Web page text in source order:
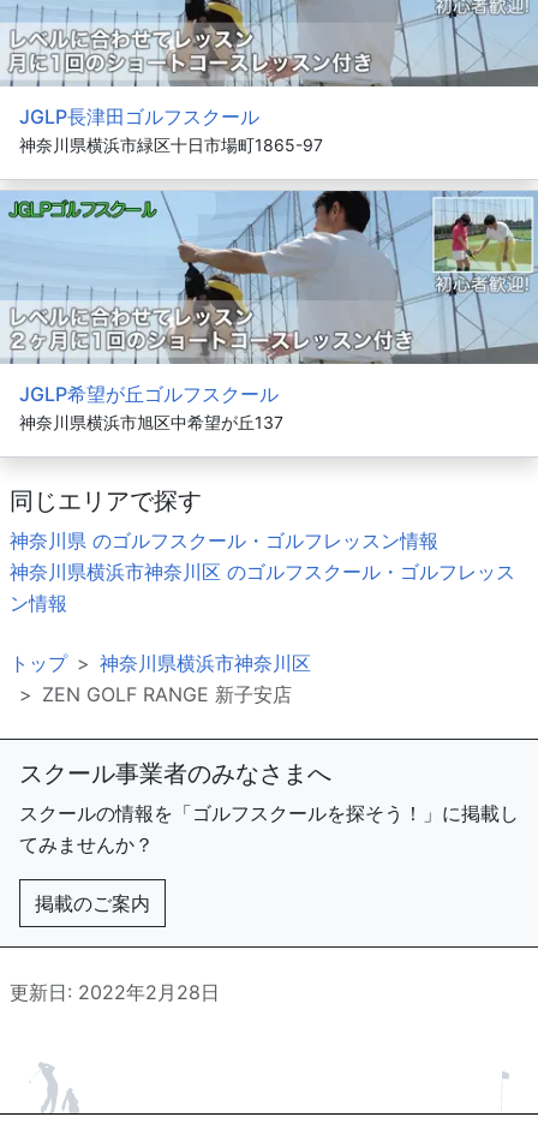
JGLP長津田ゴルフスクール
神奈川県横浜市緑区十日市場町1865-97
JGLP希望が丘ゴルフスクール
神奈川県横浜市旭区中希望が丘137
同じエリアで探す
神奈川県 のゴルフスクール・ゴルフレッスン情報
神奈川県横浜市神奈川区 のゴルフスクール・ゴルフレッス
ン情報
トップ
神奈川県横浜市神奈川区
ZEN GOLF RANGE 新子安店
スクール事業者のみなさまへ
スクールの情報を「ゴルフスクールを探そう！」に掲載し
てみませんか？
掲載のご案内
更新日: 2022年2月28日